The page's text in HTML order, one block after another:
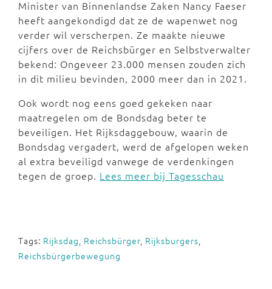
Minister van Binnenlandse Zaken Nancy Faeser
heeft aangekondigd dat ze de wapenwet nog
verder wil verscherpen. Ze maakte nieuwe
cijfers over de Reichsbürger en Selbstverwalter
bekend: Ongeveer 23.000 mensen zouden zich
in dit milieu bevinden, 2000 meer dan in 2021.
Ook wordt nog eens goed gekeken naar
maatregelen om de Bondsdag beter te
beveiligen. Het Rijksdaggebouw, waarin de
Bondsdag vergadert, werd de afgelopen weken
al extra beveiligd vanwege de verdenkingen
tegen de groep. Lees meer bij Tagesschau
Tags: Rijksdag, Reichsbürger, Rijksburgers,
Reichsbürgerbewegung